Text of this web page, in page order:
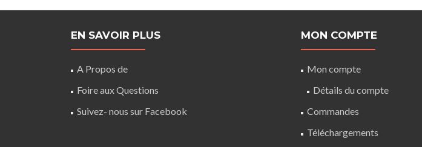
EN SAVOIR PLUS
A Propos de
Foire aux Questions
Suivez- nous sur Facebook
MON COMPTE
Mon compte
Détails du compte
Commandes
Téléchargements